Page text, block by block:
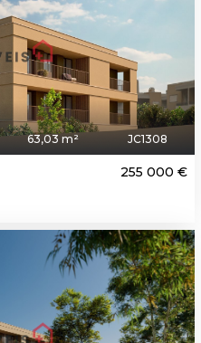
63,03 m² JC1308
255 000 €